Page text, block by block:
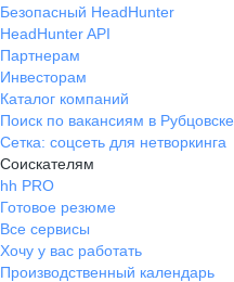
Безопасный HeadHunter
HeadHunter API
Партнерам
Инвесторам
Каталог компаний
Поиск по вакансиям в Рубцовске
Сетка: соцсеть для нетворкинга
Соискателям
hh PRO
Готовое резюме
Все сервисы
Хочу у вас работать
Производственный календарь